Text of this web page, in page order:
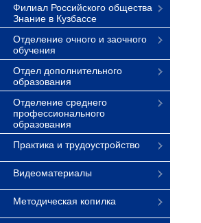
Филиал Российского общества
Знание в Кузбассе
Отделение очного и заочного
обучения
Отдел дополнительного
образования
Отделение среднего
профессионального
образования
Практика и трудоустройство
Видеоматериалы
Методическая копилка